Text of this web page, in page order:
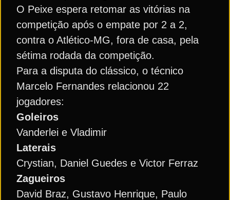
O Peixe espera retomar as vitórias na
competição após o empate por 2 a 2,
contra o Atlético-MG, fora de casa, pela
sétima rodada da competição.
Para a disputa do clássico, o técnico
Marcelo Fernandes relacionou 22
jogadores:
Goleiros
Vanderlei e Vladimir
Laterais
Crystian, Daniel Guedes e Victor Ferraz
Zagueiros
David Braz, Gustavo Henrique, Paulo